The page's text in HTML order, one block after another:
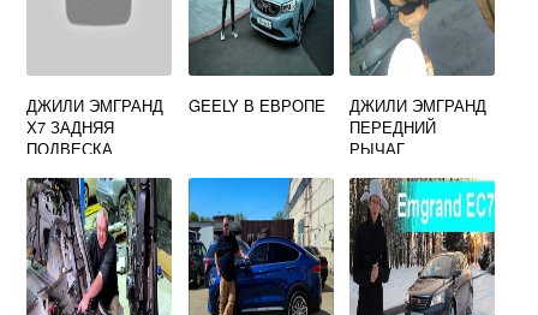
ДЖИЛИ ЭМГРАНД
Х7 ЗАДНЯЯ
ПОДВЕСКА
GEELY В ЕВРОПЕ
ДЖИЛИ ЭМГРАНД
ПЕРЕДНИЙ
РЫЧАГ